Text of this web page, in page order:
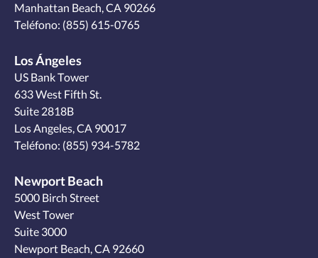
Manhattan Beach, CA 90266
Teléfono: (855) 615-0765
Los Ángeles
US Bank Tower
633 West Fifth St.
Suite 2818B
Los Angeles, CA 90017
Teléfono: (855) 934-5782
Newport Beach
5000 Birch Street
West Tower
Suite 3000
Newport Beach, CA 92660